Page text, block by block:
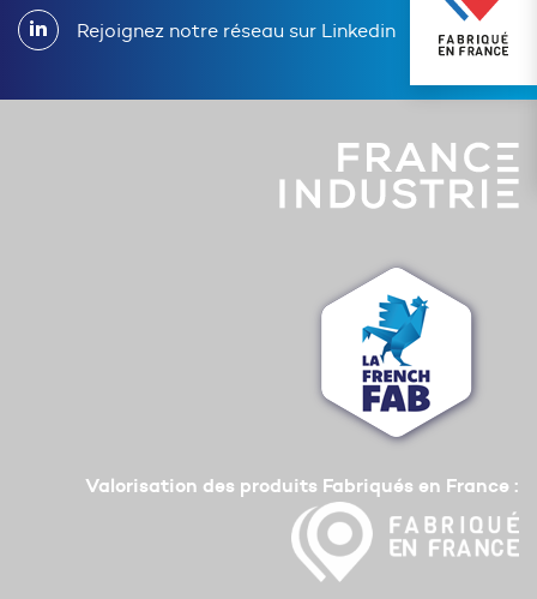
Rejoignez notre réseau sur Linkedin
Valorisation des produits Fabriqués en France :